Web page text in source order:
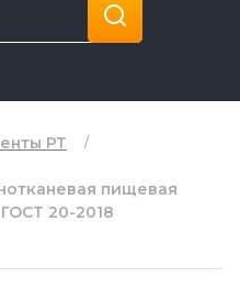
РТ
пищевая
20-2018